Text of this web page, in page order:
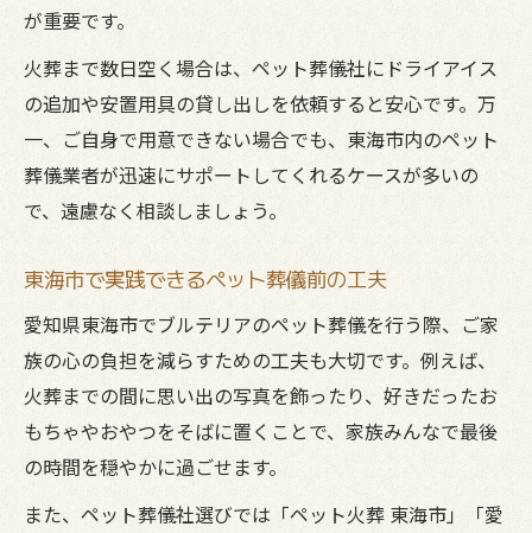
が重要です。
火葬まで数日空く場合は、ペット葬儀社にドライアイス
の追加や安置用具の貸し出しを依頼すると安心です。万
一、ご自身で用意できない場合でも、東海市内のペット
葬儀業者が迅速にサポートしてくれるケースが多いの
で、遠慮なく相談しましょう。
東海市で実践できるペット葬儀前の工夫
愛知県東海市でブルテリアのペット葬儀を行う際、ご家
族の心の負担を減らすための工夫も大切です。例えば、
火葬までの間に思い出の写真を飾ったり、好きだったお
もちゃやおやつをそばに置くことで、家族みんなで最後
の時間を穏やかに過ごせます。
また、ペット葬儀社選びでは「ペット火葬 東海市」「愛